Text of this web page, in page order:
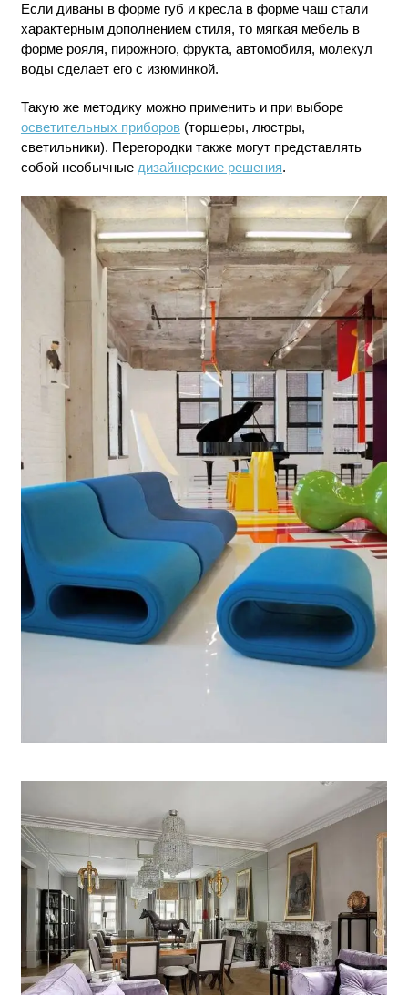
Если диваны в форме губ и кресла в форме чаш стали
характерным дополнением стиля, то мягкая мебель в
форме рояля, пирожного, фрукта, автомобиля, молекул
воды сделает его с изюминкой.
Такую же методику можно применить и при выборе
осветительных приборов(торшеры, люстры,
светильники). Перегородки также могут представлять
собой необычные дизайнерские решения.